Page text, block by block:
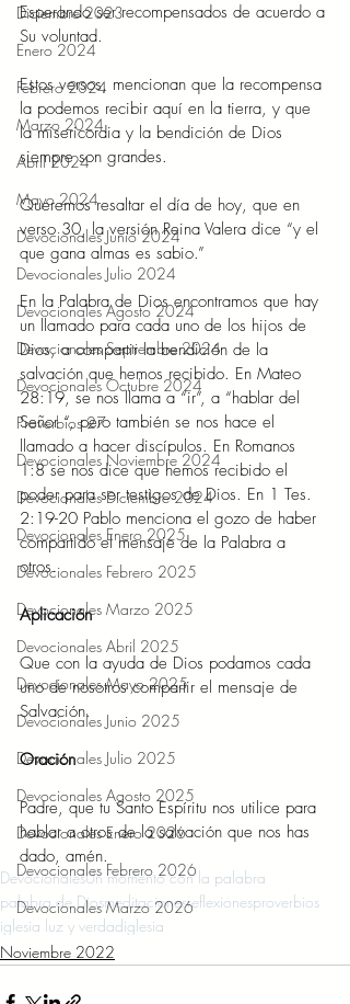
Diciembre 2023
Enero 2024
Febrero 2024
Marzo 2024
Abril 2024
Mayo 2024
Devocionales Junio 2024
Devocionales Julio 2024
Devocionales Agosto 2024
Devocionales Septiembre 2024
Devocionales Octubre 2024
Proverbios 27
Devocionales Noviembre 2024
Devocionales Diciembre 2024
Devocionales Enero 2025
Devocionales Febrero 2025
Devocionales Marzo 2025
Devocionales Abril 2025
Devocionales Mayo 2025
Devocionales Junio 2025
Devocionales Julio 2025
Devocionales Agosto 2025
Devocionales Enero 2026
Devocionales Febrero 2026
Devocionales Marzo 2026
Esperando ser recompensados de acuerdo a
Su voluntad.
Estos versos, mencionan que la recompensa
la podemos recibir aquí en la tierra, y que
la misericordia y la bendición de Dios
siempre son grandes.
Queremos resaltar el día de hoy, que en
verso 30, la versión Reina Valera dice “y el
que gana almas es sabio.”
En la Palabra de Dios encontramos que hay
un llamado para cada uno de los hijos de
Dios, a compartir la bendición de la
salvación que hemos recibido. En Mateo
28:19, se nos llama a “ir”, a “hablar del
Señor “, pero también se nos hace el
llamado a hacer discípulos. En Romanos
1:8 se nos dice que hemos recibido el
poder para ser testigos de Dios. En 1 Tes.
2:19-20 Pablo menciona el gozo de haber
compartido el mensaje de la Palabra a
otros.
Aplicación
Que con la ayuda de Dios podamos cada
uno de nosotros compartir el mensaje de
Salvación.
Oración
Padre, que tu Santo Espíritu nos utilice para
hablar a otros de la salvación que nos has
dado, amén.
DevocionalesUn momento con la palabra
palabra de Diosmeditacionesreflexionesproverbios
iglesia luz y verdadiglesia
Noviembre 2022